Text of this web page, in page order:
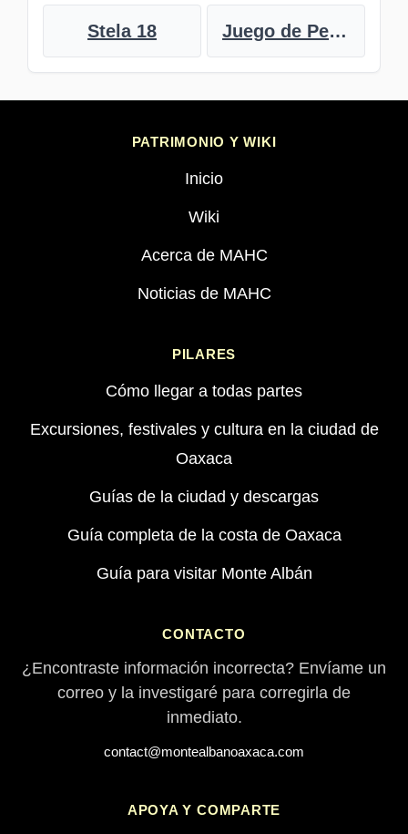
Stela 18 Juego de Pelota
PATRIMONIO Y WIKI
Inicio
Wiki
Acerca de MAHC
Noticias de MAHC
PILARES
Cómo llegar a todas partes
Excursiones, festivales y cultura en la ciudad de
Oaxaca
Guías de la ciudad y descargas
Guía completa de la costa de Oaxaca
Guía para visitar Monte Albán
CONTACTO
¿Encontraste información incorrecta? Envíame un
correo y la investigaré para corregirla de
inmediato.
contact@montealbanoaxaca.com
APOYA Y COMPARTE